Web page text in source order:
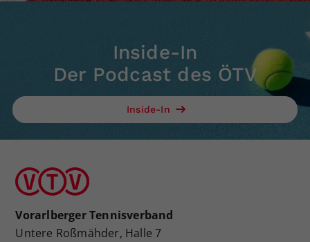
Inside-In
Der Podcast des ÖTV
Inside-In
Vorarlberger Tennisverband
Untere Roßmähder, Halle 7